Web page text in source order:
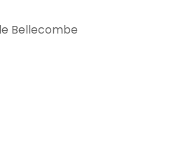
Bellecombe